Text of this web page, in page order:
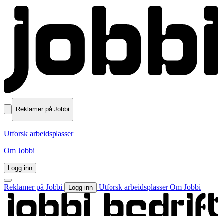
Reklamer på Jobbi
Utforsk arbeidsplasser
Om Jobbi
Logg inn
Reklamer på Jobbi Logg inn Utforsk arbeidsplasserOm Jobbi